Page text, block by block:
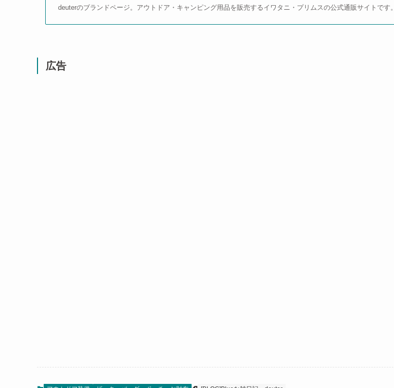
deuterのブランドページ。アウトドア・キャンピング用品を販売するイワタニ・プリムスの公式通販サイトです。
広告